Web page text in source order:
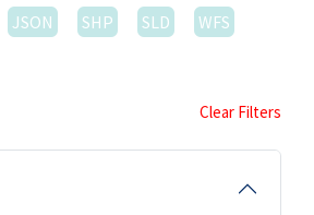
JSON SHP SLD
WFS
Clear Filters